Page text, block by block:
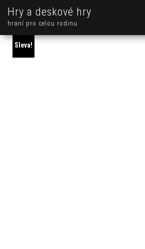
Hry a deskové hry
hraní pro celou rodinu
Sleva!